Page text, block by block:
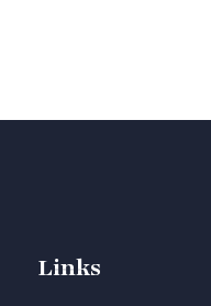
Links